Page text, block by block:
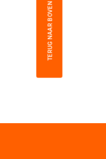
TERUG NAAR BOVEN